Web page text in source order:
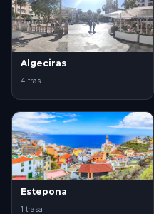
Algeciras
4 tras
Estepona
1 trasa